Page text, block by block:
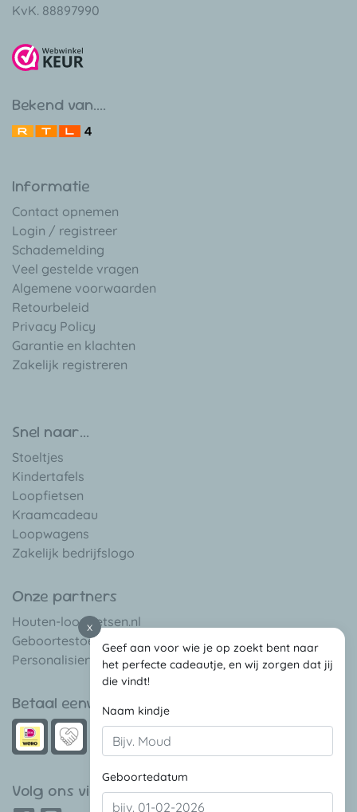
x
Geef aan voor wie je op zoekt bent naar
het perfecte cadeautje, en wij zorgen dat jij
die vindt!
Naam kindje
Geboortedatum
KvK. 88897990
Bekend van....
Informatie
Contact opnemen
Login / registreer
Schademelding
Veel gestelde vragen
Algemene voorwaarden
Retourbeleid
Privacy Policy
Garantie en klachten
Zakelijk registreren
Snel naar...
Stoeltjes
Kindertafels
Loopfietsen
Kraamcadeau
Loopwagens
Zakelijk bedrijfslogo
Onze partners
Houten-loopfietsen.nl
Geboortestoeltje.be
Personalisierte-babygeschenke.de
Betaal eenvoudig met
Volg ons via